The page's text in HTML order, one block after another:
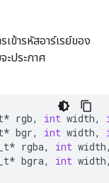
ข้ารหัสอาร์เรย์ของ
ะประกาศ
* rgb, int width,
* bgr, int width,
* rgba, int width
* bgra, int width